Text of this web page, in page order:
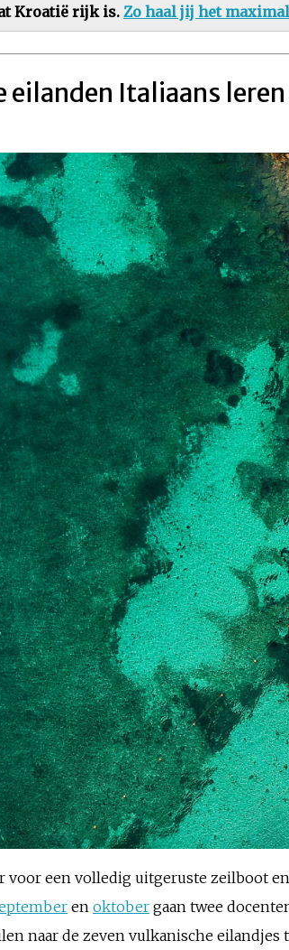
Kroatië rijk is. Zo haal jij het
eilanden Italiaans leren
voor een volledig uitgeruste zeilboot
en oktober gaan twee
naar de zeven vulkanische eilandjes